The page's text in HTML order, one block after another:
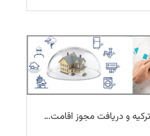
و دریافت مجوز اقامت…